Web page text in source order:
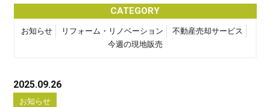
CATEGORY
お知らせ リフォーム・リノベーション
不動産売却サービス
今週の現地販売
2025.09.26
お知らせ